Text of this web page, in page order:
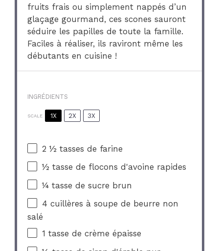
fruits frais ou simplement nappés d’un
glaçage gourmand, ces scones sauront
séduire les papilles de toute la famille.
Faciles à réaliser, ils raviront même les
débutants en cuisine !
INGRÉDIENTS
SCALE 1X 2X 3X
2 ½ tasses de farine
½ tasse de flocons d'avoine rapides
¼ tasse de sucre brun
4 cuillères à soupe de beurre non
salé
1 tasse de crème épaisse